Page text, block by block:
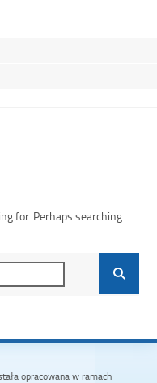
for. Perhaps searching
opracowana w ramach